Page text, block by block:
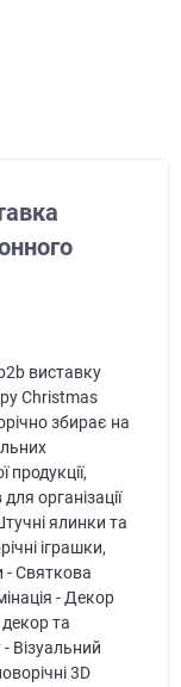
виставку
Christmas
збирає на
продукції,
організації
ялинки та
іграшки,
- Святкова
- Декор
та
Візуальний
3D